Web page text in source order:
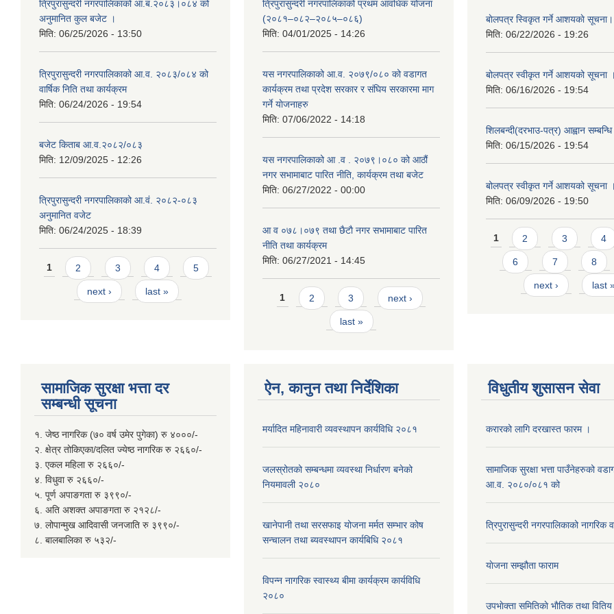
त्रिपुरासुन्दरी नगरपालिकाको आ.ब.२०८३।०८४ को
अनुमानित कुल बजेट ।
मिति: 06/25/2026 - 13:50
त्रिपुरासुन्दरी नगरपालिकाको आ.व. २०८३/०८४ को
वार्षिक निति तथा कार्यक्रम
मिति: 06/24/2026 - 19:54
बजेट किताब आ.व.२०८२/०८३
मिति: 12/09/2025 - 12:26
त्रिपुरासुन्दरी नगरपालिकाको आ.वं. २०८२-०८३
अनुमानित वजेट
मिति: 06/24/2025 - 18:39
Pages
1 2 3 4 5
next › last »
त्रिपुरासुन्दरी नगरपालिकाको प्रथम आवधिक योजना
(२०८१–०८२–२०८५–०८६)
मिति: 04/01/2025 - 14:26
यस नगरपालिकाको आ.व. २०७९/०८० को वडागत
कार्यक्रम तथा प्रदेश सरकार र संघिय सरकारमा माग
गर्ने याेजनाहरु
मिति: 07/06/2022 - 14:18
यस नगरपालिकाको आ‍ .व . २०७९।०८० को आठौं
नगर सभामाबाट पारित नीति, कार्यक्रम तथा बजेट
मिति: 06/27/2022 - 00:00
आ‍ व ०७८।०७९ तथा छैटाै नगर सभामाबाट पारित
नीति तथा कार्यक्रम
मिति: 06/27/2021 - 14:45
Pages
1 2 3 next ›
last »
बाेलपत्र स्विकृत गर्ने आशयकाे सूचना।
मिति: 06/22/2026 - 19:26
बोलपत्र स्वीकृत गर्ने आशयको सूचना ।
मिति: 06/16/2026 - 19:54
शिलबन्दी(दरभाउ-पत्र) आह्वान
मिति: 06/15/2026 - 19:54
बोलपत्र स्वीकृत गर्ने आशयको सूचना ।
मिति: 06/09/2026 - 19:50
Pages
1 2 3 4
6 7 8
next › last
सामाजिक सुरक्षा भत्ता दर
सम्बन्धी सूचना
१. जेष्ठ नागरिक (७० वर्ष उमेर पुगेका) रु ४०००/-
२. क्षेत्र तोकिएका/दलित ज्येष्ठ नागरिक रु २६६०/-
३. एकल महिला रु २६६०/-
४. विधुवा रु २६६०/-
५. पूर्ण अपाङगता रु ३९९०/-
६. अति अशक्त अपाङगता रु २१२८/-
७. लोपान्मुख आदिवासी जनजाति रु ३९९०/-
८. बालबालिका रु ५३२/-
ऐन, कानुन तथा निर्देशिका
मर्यादित महिनावारी व्यवस्थापन कार्यविधि २०८१
जलस्रोतको सम्बन्धमा व्यवस्था निर्धारण बनेको
नियमावली २०८०
खानेपानी तथा सरसफाइ योजना मर्मत सम्भार कोष
सन्चालन तथा ब्यवस्थापन कार्यबिधि २०८१
विपन्न नागरिक स्वास्थ्य बीमा कार्यक्रम कार्यविधि
२०८०
विधुतीय शुसासन सेवा
करारको लागि दरखास्त फारम ।
सामाजिक सुरक्षा भत्ता पाउँनेहरुको
आ.व. २०८०/०८१ को
त्रिपुरासुन्दरी नगरपालिकाको नागरिक
याेजना सम्झौता फाराम
उपभाेक्ता समितिकाे भाैतिक तथा